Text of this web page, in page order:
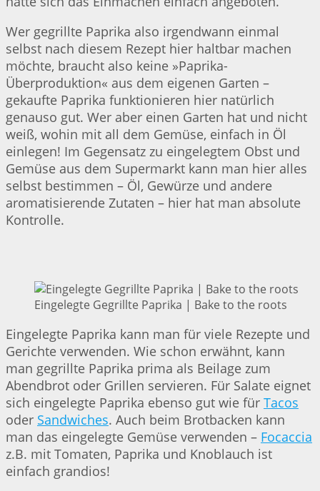
Wer gegrillte Paprika also irgendwann einmal
selbst nach diesem Rezept hier haltbar machen
möchte, braucht also keine »Paprika-
Überproduktion« aus dem eigenen Garten –
gekaufte Paprika funktionieren hier natürlich
genauso gut. Wer aber einen Garten hat und nicht
weiß, wohin mit all dem Gemüse, einfach in Öl
einlegen! Im Gegensatz zu eingelegtem Obst und
Gemüse aus dem Supermarkt kann man hier alles
selbst bestimmen – Öl, Gewürze und andere
aromatisierende Zutaten – hier hat man absolute
Kontrolle.
Eingelegte Gegrillte Paprika | Bake to the roots
Eingelegte Paprika kann man für viele Rezepte und
Gerichte verwenden. Wie schon erwähnt, kann
man gegrillte Paprika prima als Beilage zum
Abendbrot oder Grillen servieren. Für Salate eignet
sich eingelegte Paprika ebenso gut wie für Tacos
oder Sandwiches. Auch beim Brotbacken kann
man das eingelegte Gemüse verwenden – Focaccia
z.B. mit Tomaten, Paprika und Knoblauch ist
einfach grandios!